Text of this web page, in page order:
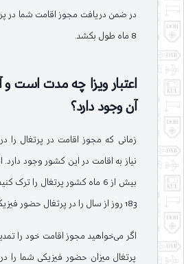
8 ماه طول بکشد.
اعتبار ویزا چه مدت است و
آن وجود دارد؟
زمانی که مجوز اقامت در پرتغال را
نیاز به اقامت در این کشور وجود دارد.
بیش از 6 ماه کشور پرتغال را
183 روز از سال را در پرتغال حضور فیزیکی داشته باشید.
اگر می‌خواهید مجوز اقامت خود را
پرتغال میزان حضور فیزیکی شما را